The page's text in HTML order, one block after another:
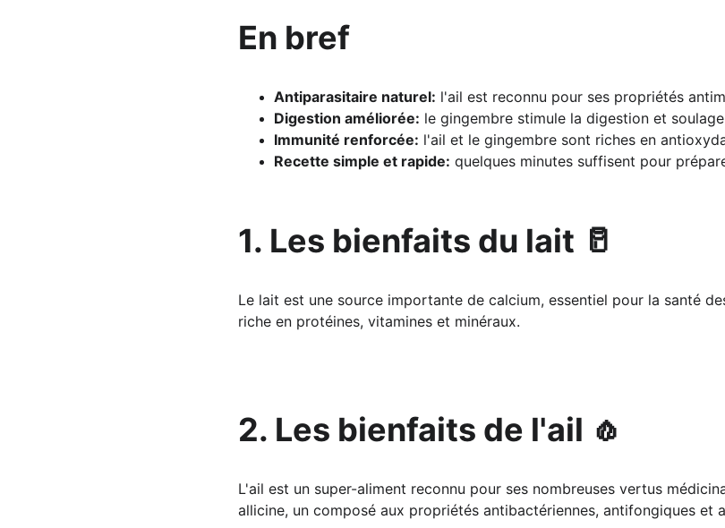
En bref
Antiparasitaire naturel: l'ail est reconnu pour ses propriétés
Digestion améliorée: le gingembre stimule la digestion et
Immunité renforcée: l'ail et le gingembre sont riches en
Recette simple et rapide: quelques minutes suffisent pour
1. Les bienfaits du lait 🥛
Le lait est une source importante de calcium, essentiel pour la santé
riche en protéines, vitamines et minéraux.
2. Les bienfaits de l'ail 🧄
L'ail est un super-aliment reconnu pour ses nombreuses vertus
allicine, un composé aux propriétés antibactériennes, antifongiques et